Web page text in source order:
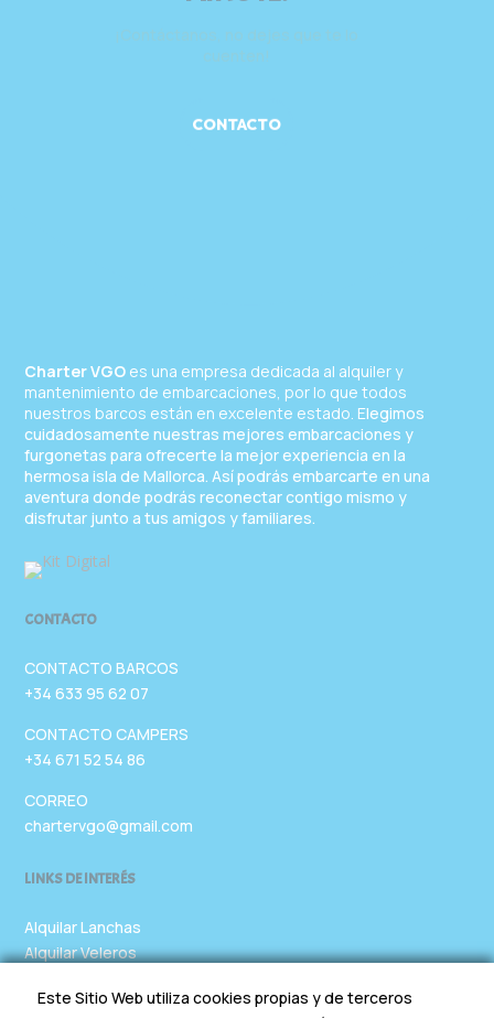
Charter VGO es una empresa dedicada al alquiler y
mantenimiento de embarcaciones, por lo que todos
nuestros barcos están en excelente estado. Elegimos
cuidadosamente nuestras mejores embarcaciones y
furgonetas para ofrecerte la mejor experiencia en la
hermosa isla de Mallorca. Así podrás embarcarte en una
aventura donde podrás reconectar contigo mismo y
disfrutar junto a tus amigos y familiares.
CONTACTO
CONTACTO BARCOS
+34 633 95 62 07
CONTACTO CAMPERS
+34 671 52 54 86
CORREO
chartervgo@gmail.com
LINKS DE INTERÉS
Alquilar Lanchas
Alquilar Veleros
Alquilar Furgoneta
Este Sitio Web utiliza cookies propias y de terceros